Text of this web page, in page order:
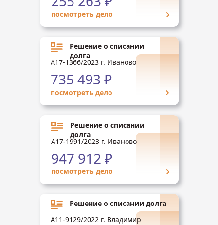
А17-1991/2023 г. Иваново
посмотреть дело
Решение о списании
долга
947 912 ₽
посмотреть дело
А11-9129/2022 г. Владимир
Решение о списании долга
А17-1366/2023 г. Иваново
посмотреть дело
Решение о списании
долга
735 493 ₽